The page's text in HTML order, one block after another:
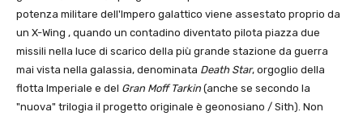
potenza militare dell'Impero galattico viene assestato proprio da
un X-Wing , quando un contadino diventato pilota piazza due
missili nella luce di scarico della più grande stazione da guerra
mai vista nella galassia, denominata Death Star, orgoglio della
flotta Imperiale e del Gran Moff Tarkin (anche se secondo la
"nuova" trilogia il progetto originale è geonosiano / Sith). Non